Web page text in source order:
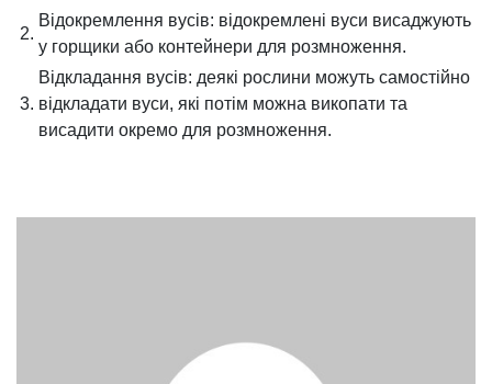
2.
Відокремлення вусів: відокремлені вуси висаджують
у горщики або контейнери для розмноження.
3.
Відкладання вусів: деякі рослини можуть самостійно
відкладати вуси, які потім можна викопати та
висадити окремо для розмноження.